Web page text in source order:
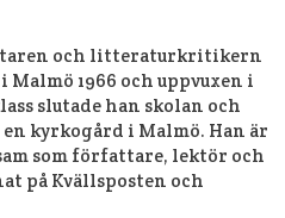
och litteraturkritikern
1966 och uppvuxen i
slutade han skolan och
kyrkogård i Malmö. Han är
som författare, lektör och
på Kvällsposten och